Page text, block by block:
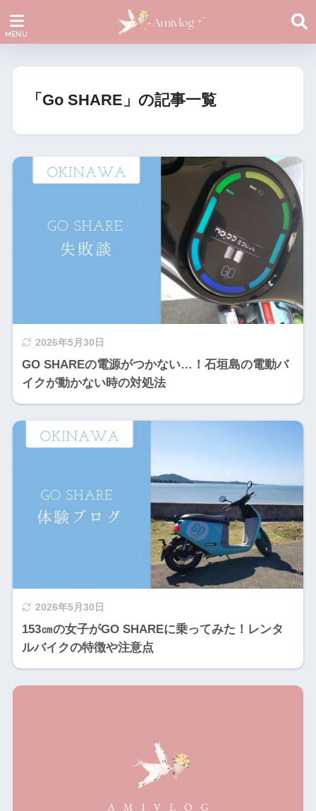
「Go SHARE」の記事一覧
2026年5月30日
GO SHAREの電源がつかない…！石垣島の電動バ
イクが動かない時の対処法
2026年5月30日
153㎝の女子がGO SHAREに乗ってみた！レンタ
ルバイクの特徴や注意点